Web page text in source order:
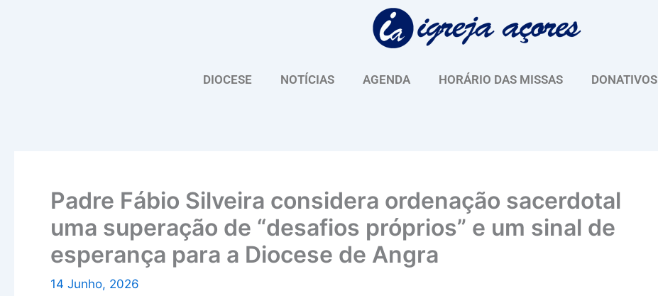
DIOCESE NOTÍCIAS AGENDA HORÁRIO DAS MISSAS DONATIVOS
Padre Fábio Silveira considera ordenação sacerdotal
uma superação de “desafios próprios” e um sinal de
esperança para a Diocese de Angra
14 Junho, 2026